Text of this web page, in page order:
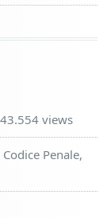
views
Penale,